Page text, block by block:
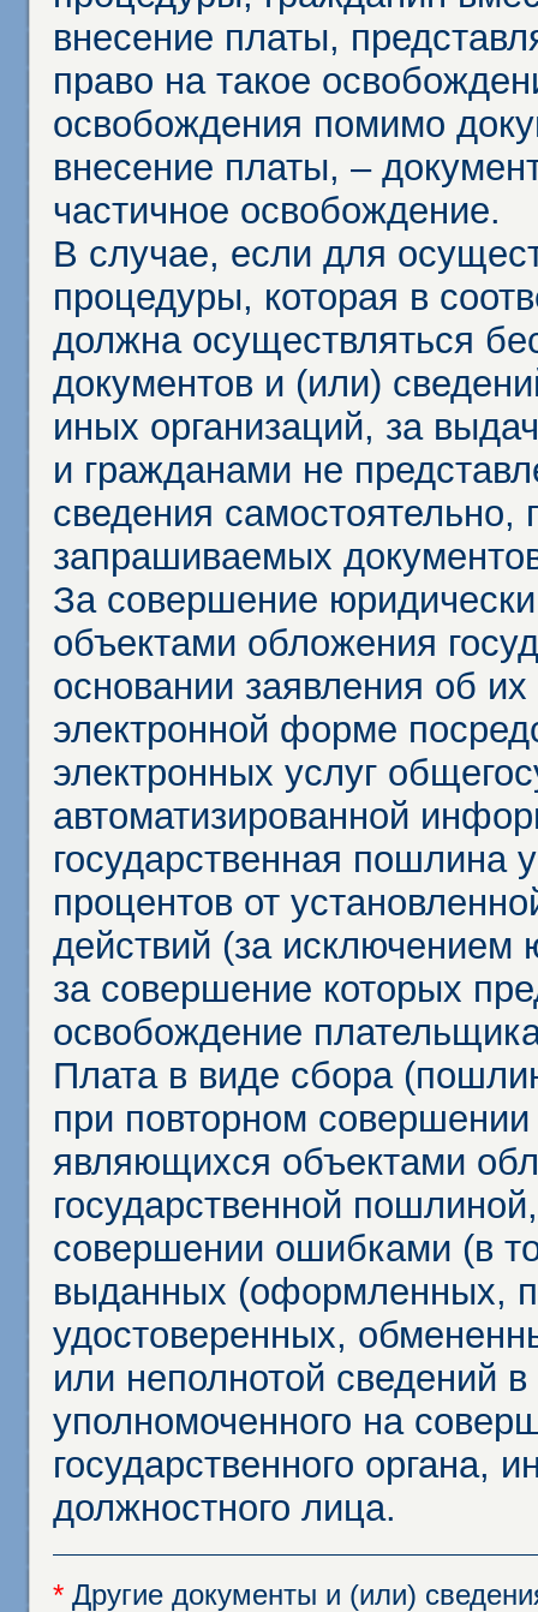
внесение платы,
право на такое
освобождения помимо
внесение платы, –
частичное освобождение.
В случае, если для
процедуры, которая в
должна осуществляться
документов и (или)
иных организаций, за
и гражданами не
сведения
запрашиваемых
За совершение
объектами обложения
основании заявления об
электронной форме
электронных услуг
автоматизированной
государственная пошлина
процентов от
действий (за исключением
за совершение которых
освобождение
Плата в виде сбора
при повторном
являющихся объектами
государственной
совершении ошибками (в
выданных (оформленных,
удостоверенных,
или неполнотой сведений
уполномоченного на
государственного органа,
должностного лица.
* Другие документы и (или)